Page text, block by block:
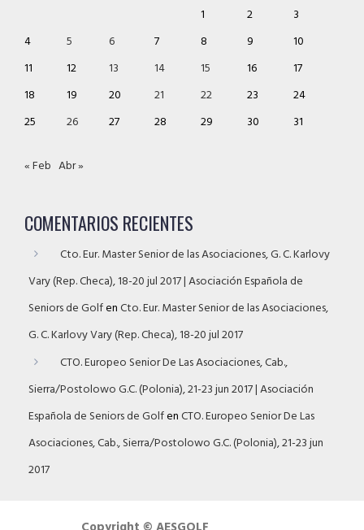
1
2
3
4
5 6 7 8 9
10
11
12 13 14 15 16
17
18
19 20 21 22 23
24
25
26 27 28 29 30 31
« Feb Abr »
COMENTARIOS RECIENTES
Cto. Eur. Master Senior de las Asociaciones, G. C. Karlovy
Vary (Rep. Checa), 18-20 jul 2017 | Asociación Española de
Seniors de GolfenCto. Eur. Master Senior de las Asociaciones,
G. C. Karlovy Vary (Rep. Checa), 18-20 jul 2017
CTO. Europeo Senior De Las Asociaciones, Cab.,
Sierra/Postolowo G.C. (Polonia), 21-23 jun 2017 | Asociación
Española de Seniors de GolfenCTO. Europeo Senior De Las
Asociaciones, Cab., Sierra/Postolowo G.C. (Polonia), 21-23 jun
2017